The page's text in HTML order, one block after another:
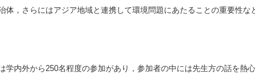
体，さらにはアジア地域と連携して環境問題にあたることの重要性な
学内外から250名程度の参加があり，参加者の中には先生方の話を熱